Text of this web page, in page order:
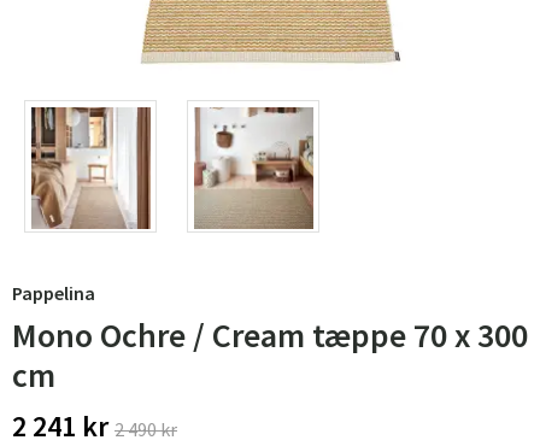
Pappelina
Mono Ochre / Cream tæppe 70 x 300
cm
2 241 kr 2 490 kr